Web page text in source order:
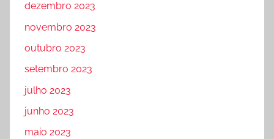
dezembro 2023
novembro 2023
outubro 2023
setembro 2023
julho 2023
junho 2023
maio 2023